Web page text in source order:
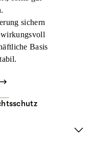
sichern
Basis